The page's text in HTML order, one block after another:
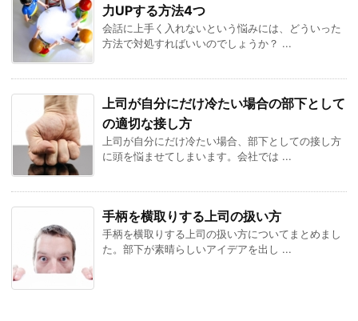
力UPする方法4つ
会話に上手く入れないという悩みには、どういった
方法で対処すればいいのでしょうか？ ...
上司が自分にだけ冷たい場合の部下として
の適切な接し方
上司が自分にだけ冷たい場合、部下としての接し方
に頭を悩ませてしまいます。会社では ...
手柄を横取りする上司の扱い方
手柄を横取りする上司の扱い方についてまとめまし
た。部下が素晴らしいアイデアを出し ...